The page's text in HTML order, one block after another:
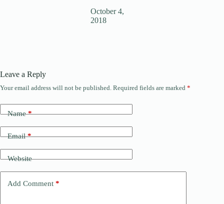
October 4,
2018
Leave a Reply
Your email address will not be published. Required fields are marked *
Name*
Email*
Website
Add Comment *